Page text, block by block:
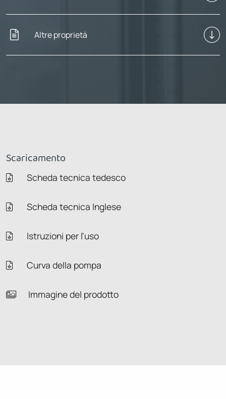
Altre proprietà
Scaricamento
Scheda tecnica tedesco
Scheda tecnica Inglese
Istruzioni per l'uso
Curva della pompa
Immagine del prodotto